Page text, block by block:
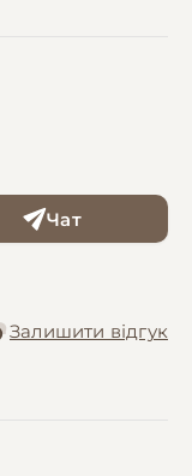
Чат
Залишити відгук